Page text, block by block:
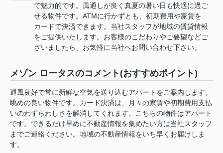
で魅力的です。風通しが良く真夏の暑い日も快適に過ご
せる物件です。ATMに行かずとも、初期費用や家賃を
カードで決済できます。当社スタッフが地域の賃貸情報
をご提供いたします。お客様のこだわりやご要望などご
ざいましたら、お気軽に当社へお問い合わせ下さい。
メゾン ロータスのコメント(おすすめポイント)
通風良好で常に新鮮な空気を送り込むアパートをご案内します。
眺めの良い物件です。カード決済は、月々の家賃や初期費用支払
いのわずらわしさを解消してくれます。こちらの物件はアパート
です。できるだけ早めに不動産情報を集めたい方は当社スタッフ
までご連絡ください。地域の不動産情報をいち早くお届けしま
す。